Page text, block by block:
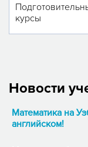
курсы
Новости
Математика на
английском!